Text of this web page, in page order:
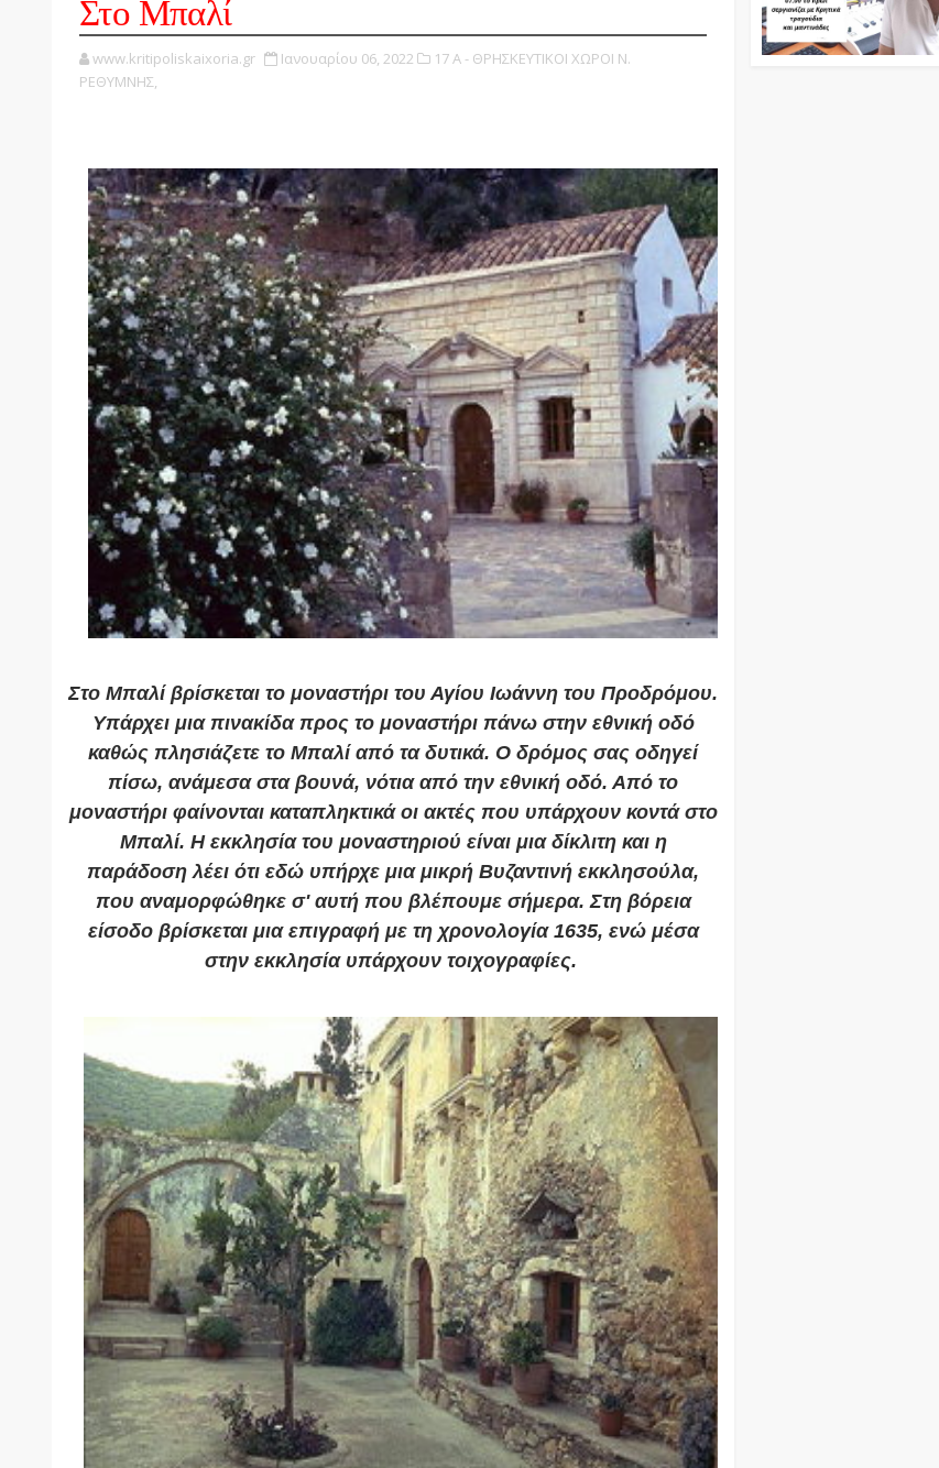
Στο Μπαλί
www.kritipoliskaixoria.gr Ιανουαρίου 06, 2022
17 Α - ΘΡΗΣΚΕΥΤΙΚΟΙ ΧΩΡΟΙ Ν.
ΡΕΘΥΜΝΗΣ,
Στο Μπαλί βρίσκεται το μοναστήρι του Αγίου Ιωάννη του Προδρόμου.
Υπάρχει μια πινακίδα προς το μοναστήρι πάνω στην εθνική οδό
καθώς πλησιάζετε το Μπαλί από τα δυτικά. Ο δρόμος σας οδηγεί
πίσω, ανάμεσα στα βουνά, νότια από την εθνική οδό. Από το
μοναστήρι φαίνονται καταπληκτικά οι ακτές που υπάρχουν κοντά στο
Μπαλί. Η εκκλησία του μοναστηριού είναι μια δίκλιτη και η
παράδοση λέει ότι εδώ υπήρχε μια μικρή Βυζαντινή εκκλησούλα,
που αναμορφώθηκε σ' αυτή που βλέπουμε σήμερα. Στη βόρεια
είσοδο βρίσκεται μια επιγραφή με τη χρονολογία 1635, ενώ μέσα
στην εκκλησία υπάρχουν τοιχογραφίες.